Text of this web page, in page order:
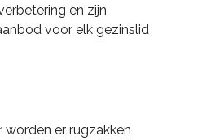
en zijn
voor elk gezinslid
er rugzakken